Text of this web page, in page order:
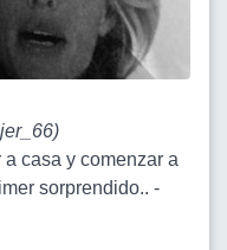
)
a casa y comenzar a
sorprendido.. -